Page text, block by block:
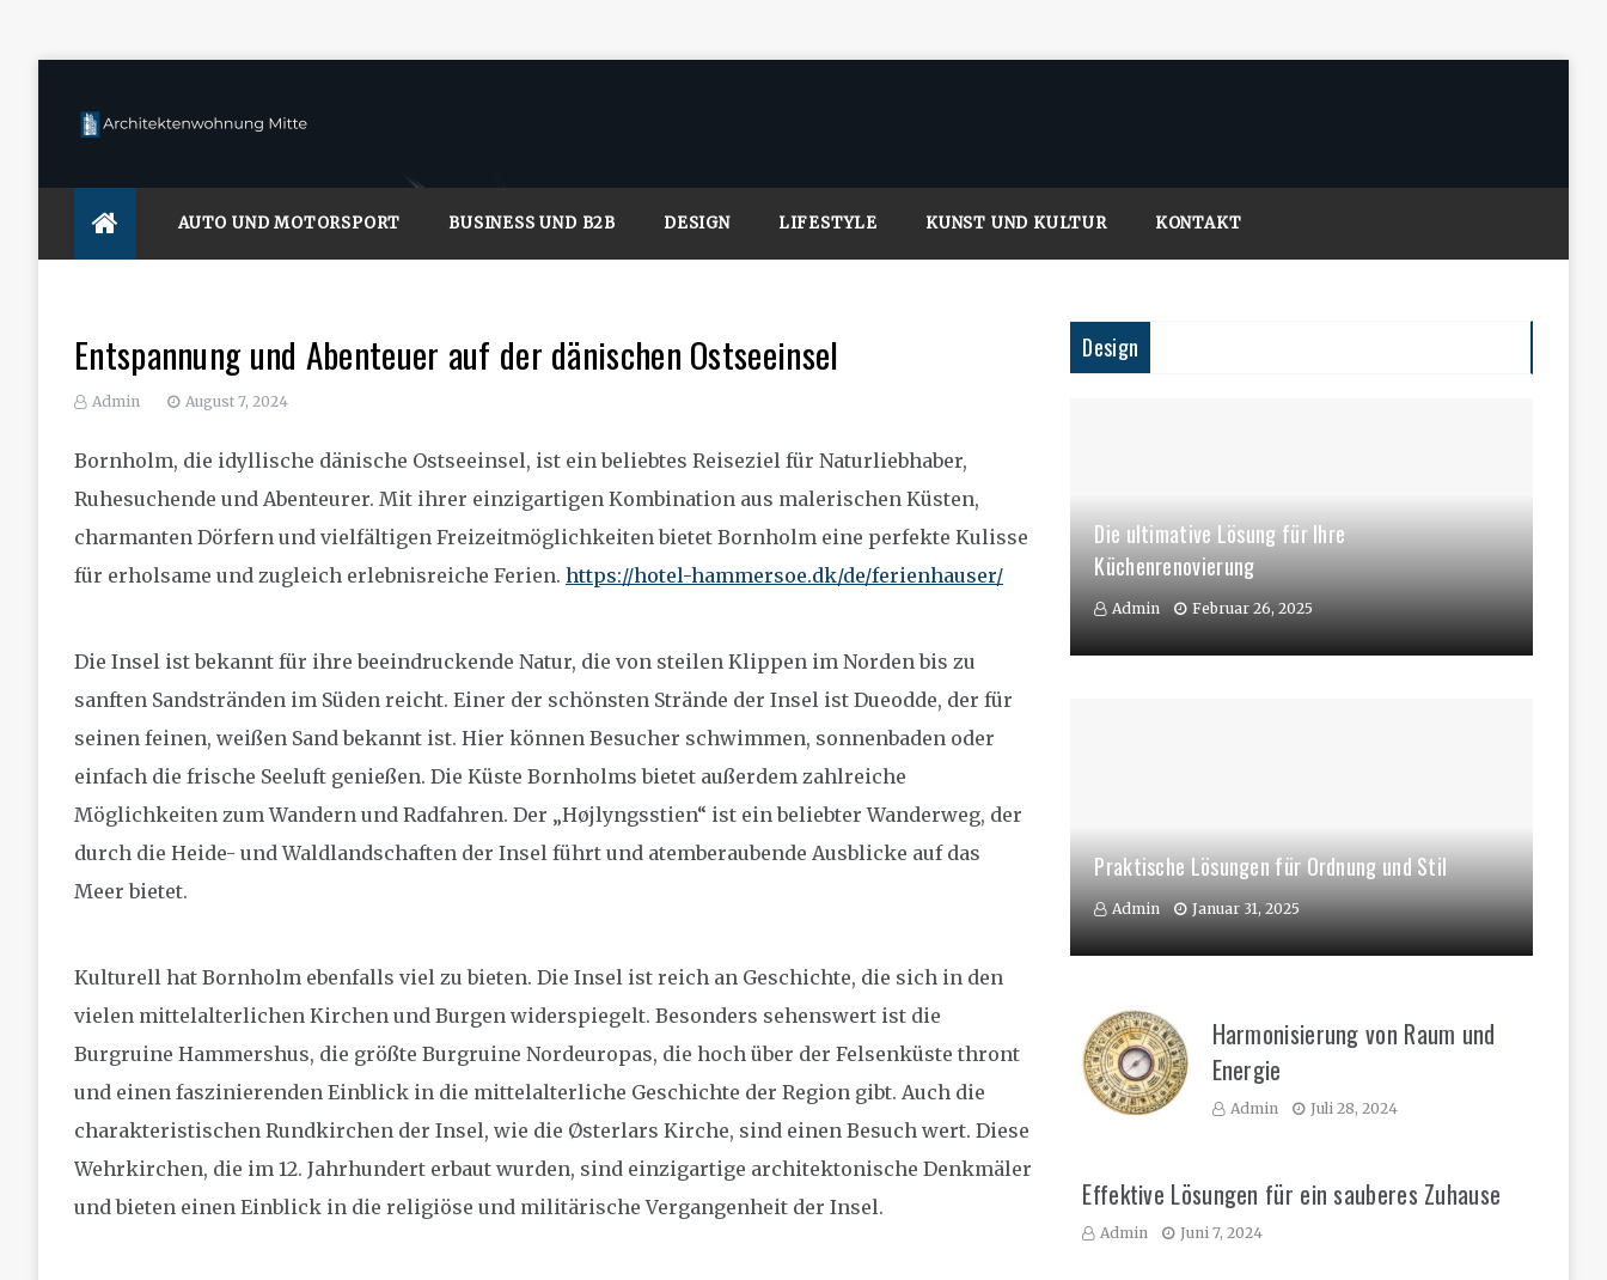
content
AUTO UND MOTORSPORT BUSINESS UND B2B DESIGN LIFESTYLE KUNST UND KULTUR KONTAKT
Entspannung und Abenteuer auf der dänischen Ostseeinsel
Admin August 7, 2024
Bornholm, die idyllische dänische Ostseeinsel, ist ein beliebtes Reiseziel für Naturliebhaber,
Ruhesuchende und Abenteurer. Mit ihrer einzigartigen Kombination aus malerischen Küsten,
charmanten Dörfern und vielfältigen Freizeitmöglichkeiten bietet Bornholm eine perfekte Kulisse
für erholsame und zugleich erlebnisreiche Ferien. https://hotel-hammersoe.dk/de/ferienhauser/
Die Insel ist bekannt für ihre beeindruckende Natur, die von steilen Klippen im Norden bis zu
sanften Sandstränden im Süden reicht. Einer der schönsten Strände der Insel ist Dueodde, der für
seinen feinen, weißen Sand bekannt ist. Hier können Besucher schwimmen, sonnenbaden oder
einfach die frische Seeluft genießen. Die Küste Bornholms bietet außerdem zahlreiche
Möglichkeiten zum Wandern und Radfahren. Der „Højlyngsstien“ ist ein beliebter Wanderweg, der
durch die Heide- und Waldlandschaften der Insel führt und atemberaubende Ausblicke auf das
Meer bietet.
Kulturell hat Bornholm ebenfalls viel zu bieten. Die Insel ist reich an Geschichte, die sich in den
vielen mittelalterlichen Kirchen und Burgen widerspiegelt. Besonders sehenswert ist die
Burgruine Hammershus, die größte Burgruine Nordeuropas, die hoch über der Felsenküste thront
und einen faszinierenden Einblick in die mittelalterliche Geschichte der Region gibt. Auch die
charakteristischen Rundkirchen der Insel, wie die Østerlars Kirche, sind einen Besuch wert. Diese
Wehrkirchen, die im 12. Jahrhundert erbaut wurden, sind einzigartige architektonische Denkmäler
und bieten einen Einblick in die religiöse und militärische Vergangenheit der Insel.
Design
Die ultimative Lösung für Ihre
Küchenrenovierung
Admin Februar 26, 2025
Praktische Lösungen für Ordnung und Stil
Admin Januar 31, 2025
Harmonisierung von Raum und
Energie
Admin Juli 28, 2024
Effektive Lösungen für ein sauberes Zuhause
Admin Juni 7, 2024